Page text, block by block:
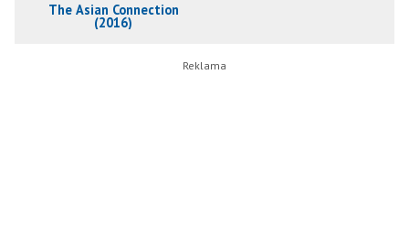
The Asian Connection
(2016)